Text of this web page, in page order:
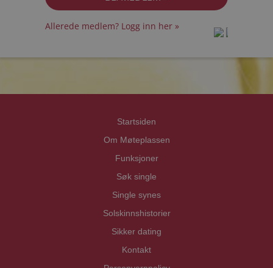
Allerede medlem? Logg inn her »
Startsiden
Om Møteplassen
Funksjoner
Søk single
Single synes
Solskinnshistorier
Sikker dating
Kontakt